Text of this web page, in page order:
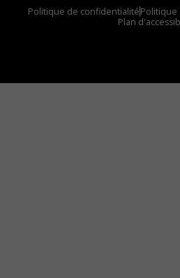
Politique de confidentialitéPolitique
Plan